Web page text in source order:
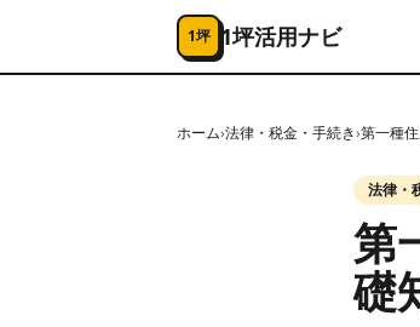
コンテンツへスキップ
1坪 1坪活用ナビ
ホーム›法律・税金・手続き›第一種
法律・
第
礎